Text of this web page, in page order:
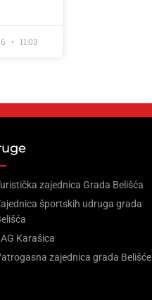
11:03
zajednica Grada Belišća
športskih udruga grada
Karašica
zajednica grada Belišće